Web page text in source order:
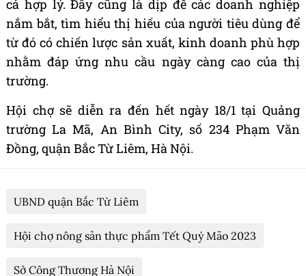
cả hợp lý. Đây cũng là dịp để các doanh nghiệp
nắm bắt, tìm hiểu thị hiếu của người tiêu dùng để
từ đó có chiến lược sản xuất, kinh doanh phù hợp
nhằm đáp ứng nhu cầu ngày càng cao của thị
trường.
Hội chợ sẽ diễn ra đến hết ngày 18/1 tại Quảng
trường La Mã, An Bình City, số 234 Phạm Văn
Đồng, quận Bắc Từ Liêm, Hà Nội.
UBND quận Bắc Từ Liêm
Hội chợ nông sản thực phẩm Tết Quý Mão 2023
Sở Công Thương Hà Nội